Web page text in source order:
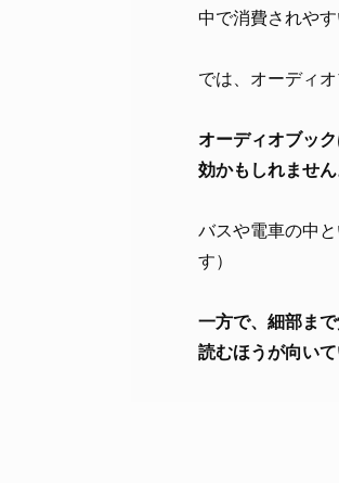
中で消費されや
では、オーディ
オーディオブッ
効かもしれません
バスや電車の中
す）
一方で、細部ま
読むほうが向いて